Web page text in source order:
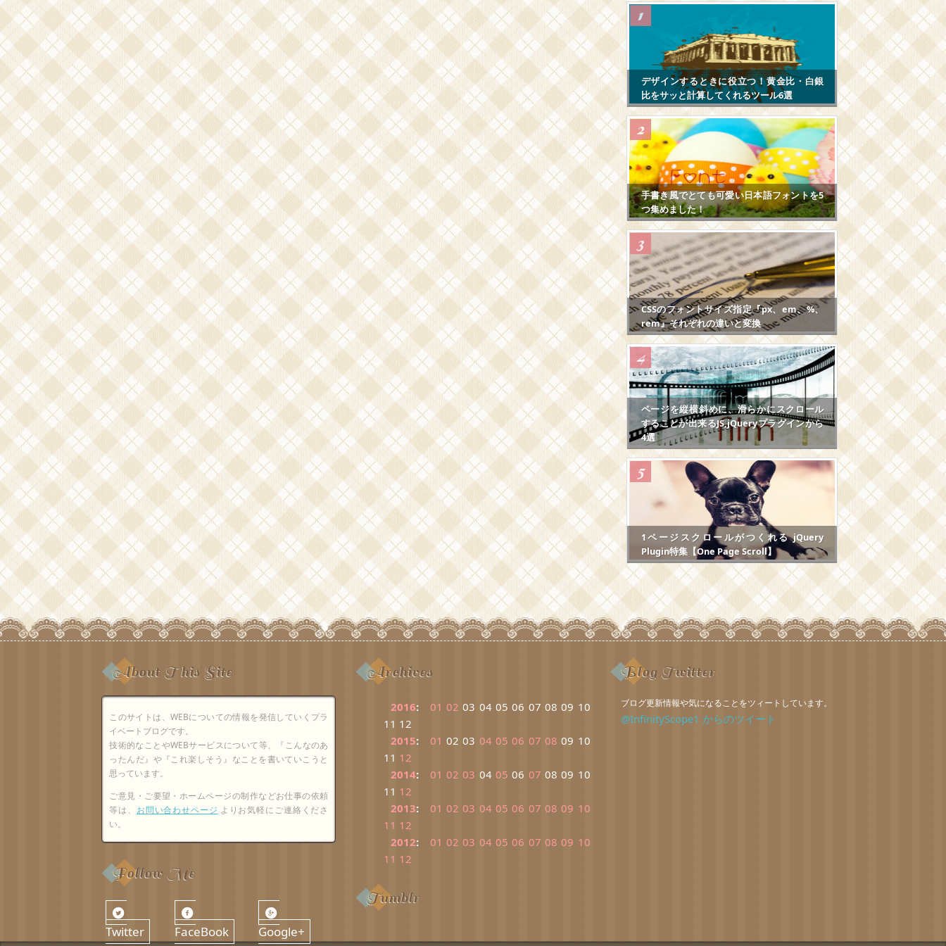
デザインするときに役立つ！黄金比・白銀
比をサッと計算してくれるツール6選
手書き風でとても可愛い日本語フォントを5
つ集めました！
CSSのフォントサイズ指定『px、em、%、
rem』それぞれの違いと変換
ページを縦横斜めに、滑らかにスクロール
することが出来るJS,jQueryプラグインから
4選
1ページスクロールがつくれる jQuery
Plugin特集【One Page Scroll】
About This Site
このサイトは、WEBについての情報を発信していくプラ
イベートブログです。
技術的なことやWEBサービスについて等、『こんなのあ
ったんだ』や『これ楽しそう』なことを書いていこうと
思っています。
ご意見・ご要望・ホームページの制作などお仕事の依頼
等は、 お問い合わせページ よりお気軽にご連絡くださ
い。
Follow Me
Twitter FaceBook Google+
Archives
2016: 01 02 03 04 05 06 07 08 09 10
11 12
2015: 01 02 03 04 05 06 07 08 09 10
11 12
2014: 01 02 03 04 05 06 07 08 09 10
11 12
2013: 01 02 03 04 05 06 07 08 09 10
11 12
2012: 01 02 03 04 05 06 07 08 09 10
11 12
Tumblr
Blog Twitter
ブログ更新情報や気になることをツィートしています。
@InfinityScope1 からのツイート